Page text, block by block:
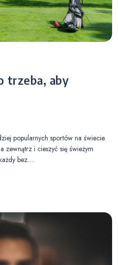
trzeba, aby
popularnych sportów na świecie.
zewnątrz i cieszyć się świeżym
bez…